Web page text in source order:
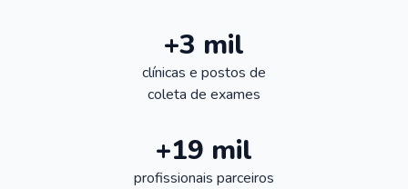
+3 mil
clínicas e postos de
coleta de exames
+19 mil
profissionais parceiros